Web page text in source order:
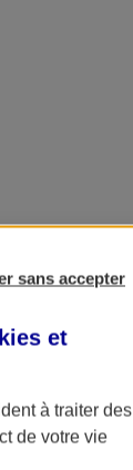
sans accepter
et
à traiter des
de votre vie